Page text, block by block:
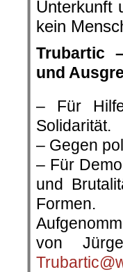
Unterkunft
kein
Trubartic
und
– Für
Solidarität.
– Gegen
– Für
und
Formen.
von